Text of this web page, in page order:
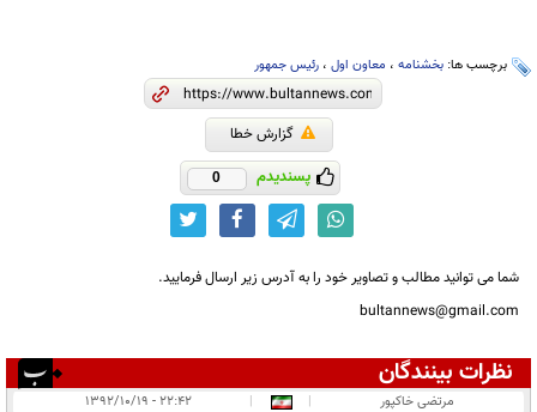
برچسب ها: بخشنامه ، معاون اول ، رئیس جمهور
گزارش خطا
پسندیدم 0
شما می توانید مطالب و تصاویر خود را به آدرس زیر ارسال فرمایید.
bultannews@gmail.com
نظرات بینندگان
مرتضی خاکپور |
|
۲۲:۴۲ - ۱۳۹۲/۱۰/۱۹